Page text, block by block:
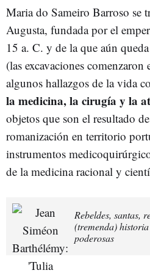
Maria do Sameiro Barroso se
Augusta, fundada por el
15 a. C. y de la que aún
(las excavaciones
algunos hallazgos de la vida
la medicina, la cirugía y la
objetos que son el resultado
romanización en territorio
instrumentos
de la medicina racional y
Rebeldes, santas,
(tremenda)
poderosas